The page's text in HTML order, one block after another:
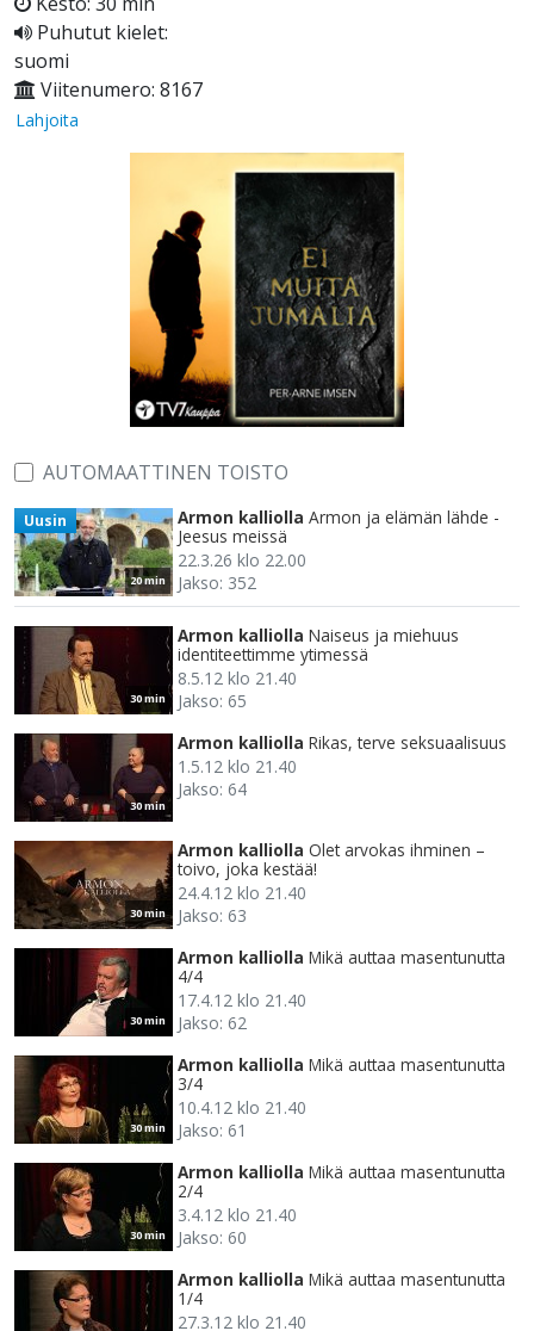
Puhutut kielet:
suomi
Viitenumero: 8167
Lahjoita
AUTOMAATTINEN TOISTO
20 min
Uusin Armon kalliolla Armon ja elämän lähde -
Jeesus meissä
22.3.26 klo 22.00
Jakso: 352
30 min
Armon kalliolla Naiseus ja miehuus
identiteettimme ytimessä
8.5.12 klo 21.40
Jakso: 65
30 min
Armon kalliolla Rikas, terve seksuaalisuus
1.5.12 klo 21.40
Jakso: 64
30 min
Armon kalliolla Olet arvokas ihminen –
toivo, joka kestää!
24.4.12 klo 21.40
Jakso: 63
30 min
Armon kalliolla Mikä auttaa masentunutta
4/4
17.4.12 klo 21.40
Jakso: 62
30 min
Armon kalliolla Mikä auttaa masentunutta
3/4
10.4.12 klo 21.40
Jakso: 61
30 min
Armon kalliolla Mikä auttaa masentunutta
2/4
3.4.12 klo 21.40
Jakso: 60
Armon kalliolla Mikä auttaa masentunutta
1/4
27.3.12 klo 21.40